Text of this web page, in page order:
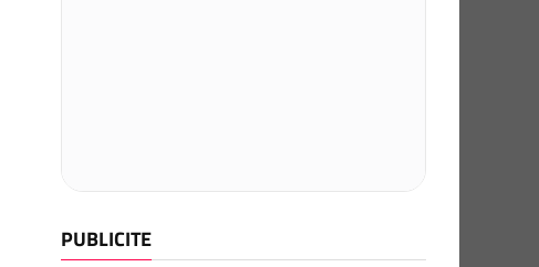
PUBLICITE